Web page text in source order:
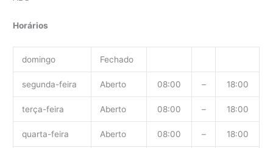
Horários
domingo Fechado
segunda-feira Aberto 08:00 – 18:00
terça-feira Aberto 08:00 – 18:00
quarta-feira Aberto 08:00 – 18:00